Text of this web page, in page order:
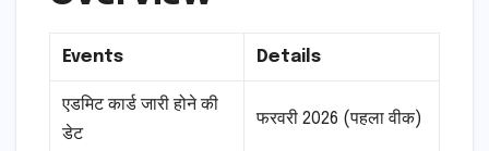
Events Details
एडमिट कार्ड जारी होने की
डेट
फरवरी 2026 (पहला वीक)